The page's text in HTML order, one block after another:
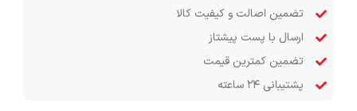
تضمین اصالت و کیفیت کالا
ارسال با پست پیشتاز
تضمین کمترین قیمت
پشتیبانی ۲۴ ساعته